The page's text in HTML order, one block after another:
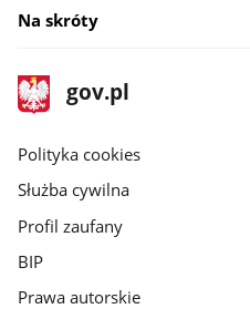
Na skróty
stopka
gov.pl
Strona
gov.pl
gov.pl
Polityka cookies
Służba cywilna
Profil zaufany
BIP
Prawa autorskie